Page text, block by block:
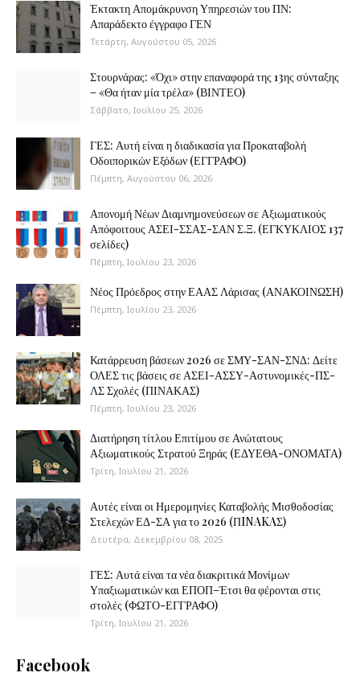
Έκτακτη Απομάκρυνση Υπηρεσιών του ΠΝ:
Απαράδεκτο έγγραφο ΓΕΝ
Τετάρτη, Αυγούστου 05, 2026
Στουρνάρας: «Όχι» στην επαναφορά της 13ης σύνταξης
– «Θα ήταν μία τρέλα» (ΒΙΝΤΕΟ)
Σάββατο, Ιουλίου 25, 2026
ΓΕΣ: Αυτή είναι η διαδικασία για Προκαταβολή
Οδοιπορικών Εξόδων (ΕΓΓΡΑΦΟ)
Πέμπτη, Αυγούστου 06, 2026
Απονομή Νέων Διαμνημονεύσεων σε Αξιωματικούς
Απόφοιτους ΑΣΕΙ-ΣΣΑΣ-ΣΑΝ Σ.Ξ. (ΕΓΚΥΚΛΙΟΣ 137
σελίδες)
Πέμπτη, Ιουλίου 23, 2026
Νέος Πρόεδρος στην ΕΑΑΣ Λάρισας (ΑΝΑΚΟΙΝΩΣΗ)
Πέμπτη, Ιουλίου 23, 2026
Κατάρρευση βάσεων 2026 σε ΣΜΥ-ΣΑΝ-ΣΝΔ: Δείτε
ΟΛΕΣ τις βάσεις σε ΑΣΕΙ-ΑΣΣΥ-Αστυνομικές-ΠΣ-
ΛΣ Σχολές (ΠΙΝΑΚΑΣ)
Πέμπτη, Ιουλίου 23, 2026
Διατήρηση τίτλου Επιτίμου σε Ανώτατους
Αξιωματικούς Στρατού Ξηράς (ΕΔΥΕΘΑ-ΟΝΟΜΑΤΑ)
Τρίτη, Ιουλίου 21, 2026
Αυτές είναι οι Ημερομηνίες Καταβολής Μισθοδοσίας
Στελεχών ΕΔ-ΣΑ για το 2026 (ΠINAKAΣ)
Δευτέρα, Δεκεμβρίου 08, 2025
ΓΕΣ: Αυτά είναι τα νέα διακριτικά Μονίμων
Υπαξιωματικών και ΕΠΟΠ–Έτσι θα φέρονται στις
στολές (ΦΩΤΟ-ΕΓΓΡΑΦΟ)
Τρίτη, Ιουλίου 21, 2026
Facebook